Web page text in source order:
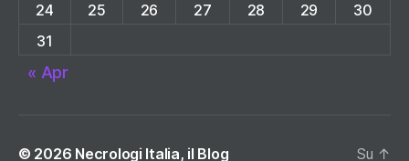
24
25 26 27 28 29
30
31
« Apr
© 2026 Necrologi Italia, il Blog Su ↑